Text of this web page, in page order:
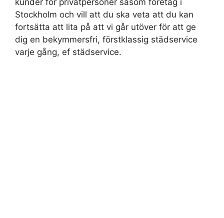
Stockholm och vill att du ska veta att du kan
fortsätta att lita på att vi går utöver för att ge
dig en bekymmersfri, förstklassig städservice
varje gång, ef städservice.